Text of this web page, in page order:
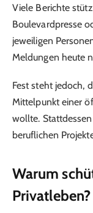
Viele Berichte
Boulevardpresse
jeweiligen
Meldungen heute
Fest steht jedoch,
Mittelpunkt einer
wollte.
beruflichen
Warum
Privatleben?